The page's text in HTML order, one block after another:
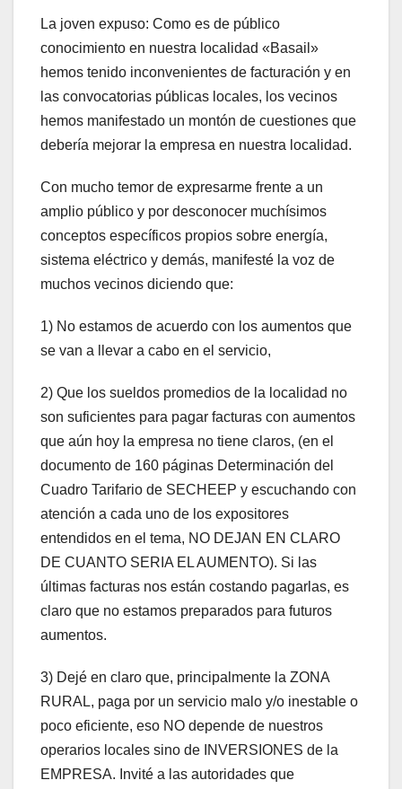
La joven expuso: Como es de público
conocimiento en nuestra localidad «Basail»
hemos tenido inconvenientes de facturación y en
las convocatorias públicas locales, los vecinos
hemos manifestado un montón de cuestiones que
debería mejorar la empresa en nuestra localidad.
Con mucho temor de expresarme frente a un
amplio público y por desconocer muchísimos
conceptos específicos propios sobre energía,
sistema eléctrico y demás, manifesté la voz de
muchos vecinos diciendo que:
1) No estamos de acuerdo con los aumentos que
se van a llevar a cabo en el servicio,
2) Que los sueldos promedios de la localidad no
son suficientes para pagar facturas con aumentos
que aún hoy la empresa no tiene claros, (en el
documento de 160 páginas Determinación del
Cuadro Tarifario de SECHEEP y escuchando con
atención a cada uno de los expositores
entendidos en el tema, NO DEJAN EN CLARO
DE CUANTO SERIA EL AUMENTO). Si las
últimas facturas nos están costando pagarlas, es
claro que no estamos preparados para futuros
aumentos.
3) Dejé en claro que, principalmente la ZONA
RURAL, paga por un servicio malo y/o inestable o
poco eficiente, eso NO depende de nuestros
operarios locales sino de INVERSIONES de la
EMPRESA. Invité a las autoridades que